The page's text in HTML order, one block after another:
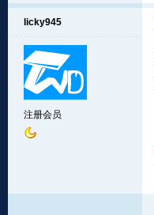
licky945
注册会员